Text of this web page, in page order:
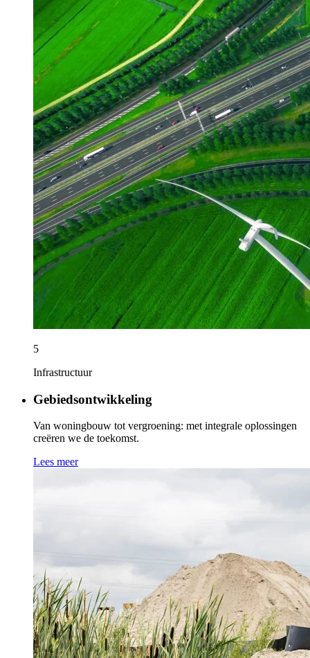
5
Infrastructuur
Gebiedsontwikkeling
Van woningbouw tot vergroening: met integrale oplossingen
creëren we de toekomst.
Lees meer